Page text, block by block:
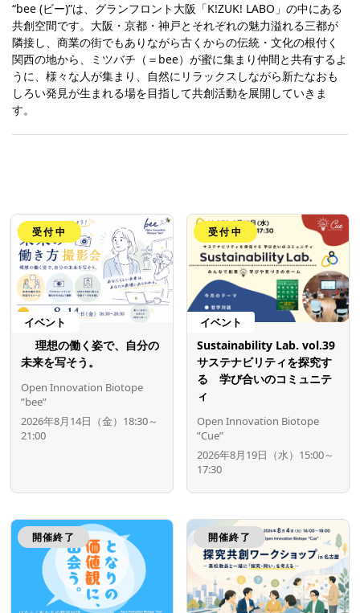
“bee (ビー)”は、グランフロント大阪「K!ZUK! LABO」の中にある
共創空間です。大阪・京都・神戸とそれぞれの魅力溢れる三都が
隣接し、商業の街でもありながら古くからの伝統・文化の根付く
関西の地から、ミツバチ（＝bee）が蜜に集まり仲間と共有するよ
うに、様々な人が集まり、自然にリラックスしながら新たなおも
しろい発見が生まれる場を目指して共創活動を展開していきま
す。
受付中
イベント
理想の働く姿で、自分の
未来を写そう。
Open Innovation Biotope
”bee”
2026年8月14日（金）18:30～
21:00
受付中
イベント
Sustainability Lab. vol.39
サステナビリティを探究す
る 学び合いのコミュニテ
ィ
Open Innovation Biotope
”Cue”
2026年8月19日（水）15:00～
17:30
開催終了 開催終了